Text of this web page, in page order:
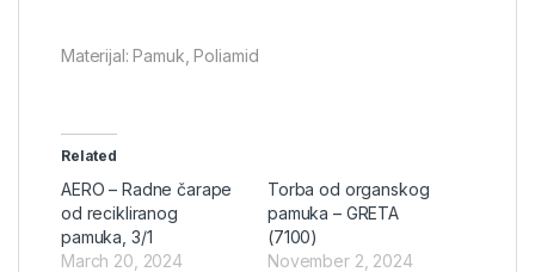
Materijal: Pamuk, Poliamid
Related
AERO – Radne čarape
od recikliranog
pamuka, 3/1
March 20, 2024
Torba od organskog
pamuka – GRETA
(7100)
November 2, 2024